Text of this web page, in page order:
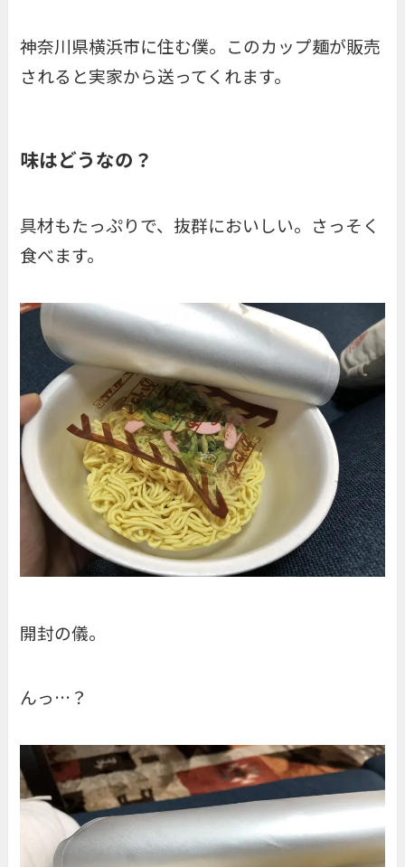
神奈川県横浜市に住む僕。このカップ麺が販売
されると実家から送ってくれます。
味はどうなの？
具材もたっぷりで、抜群においしい。さっそく
食べます。
開封の儀。
んっ…？